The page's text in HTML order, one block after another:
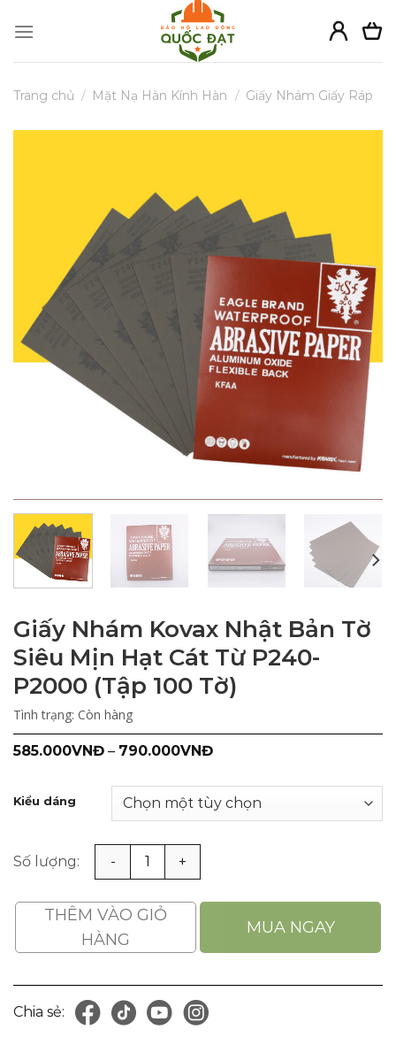
Trang chủ / Mặt Nạ Hàn Kính Hàn / Giấy Nhám Giấy Ráp
Giấy Nhám Kovax Nhật Bản Tờ
Siêu Mịn Hạt Cát Từ P240-
P2000 (Tập 100 Tờ)
Tình trạng: Còn hàng
585.000VNĐ – 790.000VNĐ
Kiểu dáng
Giấy Nhám Kovax Nhật Bản Tờ Siêu Mịn Hạt Cát Từ
THÊM VÀO GIỎ
HÀNG
MUA NGAY
Chia sẻ: